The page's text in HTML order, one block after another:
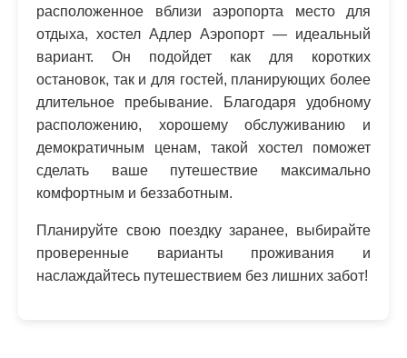
расположенное вблизи аэропорта место для
отдыха, хостел Адлер Аэропорт — идеальный
вариант. Он подойдет как для коротких
остановок, так и для гостей, планирующих более
длительное пребывание. Благодаря удобному
расположению, хорошему обслуживанию и
демократичным ценам, такой хостел поможет
сделать ваше путешествие максимально
комфортным и беззаботным.
Планируйте свою поездку заранее, выбирайте
проверенные варианты проживания и
наслаждайтесь путешествием без лишних забот!